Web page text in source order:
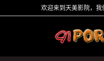
欢迎来到天美影院，